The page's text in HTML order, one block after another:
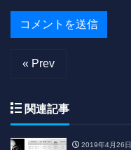
« Prev
関連記事
2019年4月26日